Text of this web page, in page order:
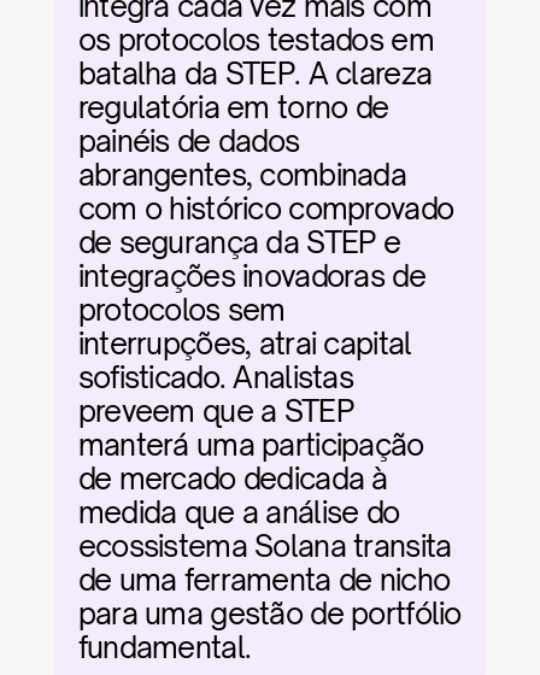
os protocolos testados em
batalha da STEP. A clareza
regulatória em torno de
painéis de dados
abrangentes, combinada
com o histórico comprovado
de segurança da STEP e
integrações inovadoras de
protocolos sem
interrupções, atrai capital
sofisticado. Analistas
preveem que a STEP
manterá uma participação
de mercado dedicada à
medida que a análise do
ecossistema Solana transita
de uma ferramenta de nicho
para uma gestão de portfólio
fundamental.